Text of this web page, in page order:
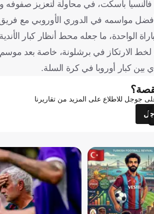
فالنسيا باسكت، في محاولة لتعزيز صفوفه
لخط الارتكاز في برشلونة، خاصة بعد
بين كبار أوروبا في كرة السلة.